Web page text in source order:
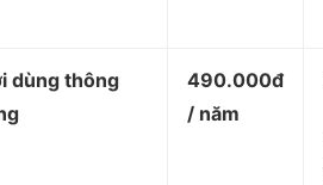
dùng thông
490.000đ
/ năm